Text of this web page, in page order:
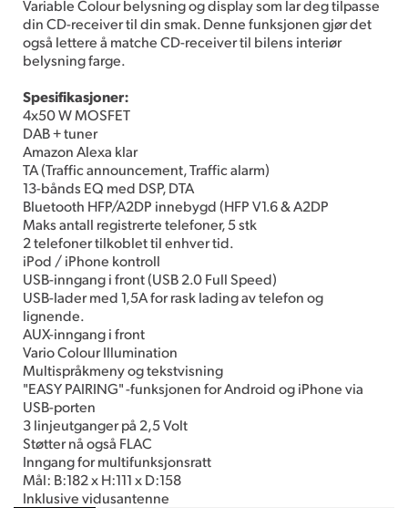
Variable Colour belysning og display som lar deg tilpasse
din CD-receiver til din smak. Denne funksjonen gjør det
også lettere å matche CD-receiver til bilens interiør
belysning farge.
Spesifikasjoner:
4x50 W MOSFET
DAB + tuner
Amazon Alexa klar
TA (Traffic announcement, Traffic alarm)
13-bånds EQ med DSP, DTA
Bluetooth HFP/A2DP innebygd (HFP V1.6 & A2DP
Maks antall registrerte telefoner, 5 stk
2 telefoner tilkoblet til enhver tid.
iPod / iPhone kontroll
USB-inngang i front (USB 2.0 Full Speed)
USB-lader med 1,5A for rask lading av telefon og
lignende.
AUX-inngang i front
Vario Colour Illumination
Multispråkmeny og tekstvisning
"EASY PAIRING" -funksjonen for Android og iPhone via
USB-porten
3 linjeutganger på 2,5 Volt
Støtter nå også FLAC
Inngang for multifunksjonsratt
Mål: B:182 x H:111 x D:158
Inklusive vidusantenne